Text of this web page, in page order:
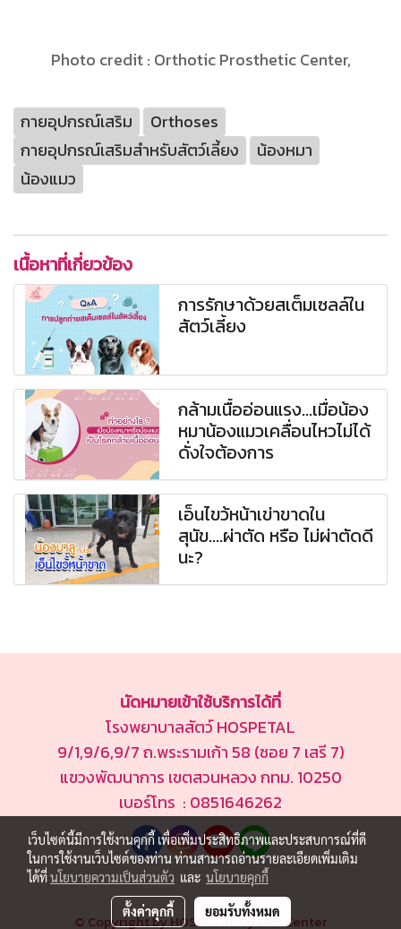
Photo credit : Orthotic Prosthetic Center,
กายอุปกรณ์เสริม
Orthoses
กายอุปกรณ์เสริมสำหรับสัตว์เลี้ยง
น้องหมา
น้องแมว
เนื้อหาที่เกี่ยวข้อง
การรักษาด้วยสเต็มเซลล์ใน
สัตว์เลี้ยง
กล้ามเนื้ออ่อนแรง...เมื่อน้อง
หมาน้องแมวเคลื่อนไหวไม่ได้
ดั่งใจต้องการ
เอ็นไขว้หน้าเข่าขาดใน
สุนัข....ผ่าตัด หรือ ไม่ผ่าตัดดี
นะ?
นัดหมายเข้าใช้บริการได้ที่
โรงพยาบาลสัตว์ HOSPETAL
9/1,9/6,9/7 ถ.พระรามเก้า 58 (ซอย 7 เสรี 7)
แขวงพัฒนาการ เขตสวนหลวง กทม. 10250
เบอร์โทร : 0851646262
© Copyright by HOSPETAL By PRS Center
เว็บไซต์นี้มีการใช้งานคุกกี้ เพื่อเพิ่มประสิทธิภาพและประสบการณ์ที่ดี
ในการใช้งานเว็บไซต์ของท่าน ท่านสามารถอ่านรายละเอียดเพิ่มเติม
ได้ที่นโยบายความเป็นส่วนตัว และ นโยบายคุกกี้
ตั้งค่าคุกกี้ ยอมรับทั้งหมด